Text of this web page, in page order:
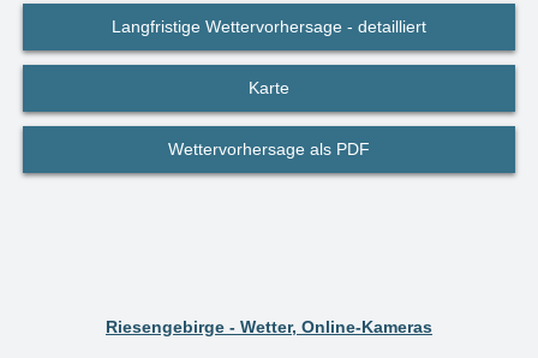
Langfristige Wettervorhersage - detailliert
Karte
Wettervorhersage als PDF
Riesengebirge - Wetter, Online-Kameras